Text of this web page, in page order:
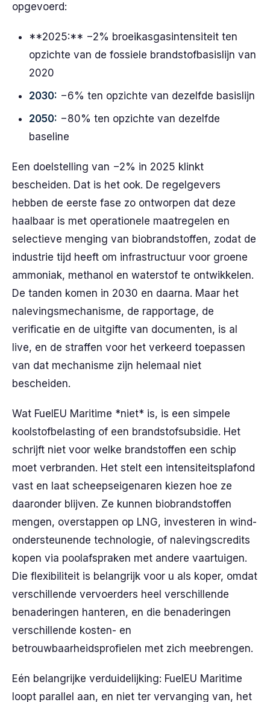
opgevoerd:
**2025:** −2% broeikasgasintensiteit ten
opzichte van de fossiele brandstofbasislijn van
2020
2030: −6% ten opzichte van dezelfde basislijn
2050: −80% ten opzichte van dezelfde
baseline
Een doelstelling van −2% in 2025 klinkt
bescheiden. Dat is het ook. De regelgevers
hebben de eerste fase zo ontworpen dat deze
haalbaar is met operationele maatregelen en
selectieve menging van biobrandstoffen, zodat de
industrie tijd heeft om infrastructuur voor groene
ammoniak, methanol en waterstof te ontwikkelen.
De tanden komen in 2030 en daarna. Maar het
nalevingsmechanisme, de rapportage, de
verificatie en de uitgifte van documenten, is al
live, en de straffen voor het verkeerd toepassen
van dat mechanisme zijn helemaal niet
bescheiden.
Wat FuelEU Maritime *niet* is, is een simpele
koolstofbelasting of een brandstofsubsidie. Het
schrijft niet voor welke brandstoffen een schip
moet verbranden. Het stelt een intensiteitsplafond
vast en laat scheepseigenaren kiezen hoe ze
daaronder blijven. Ze kunnen biobrandstoffen
mengen, overstappen op LNG, investeren in wind-
ondersteunende technologie, of nalevingscredits
kopen via poolafspraken met andere vaartuigen.
Die flexibiliteit is belangrijk voor u als koper, omdat
verschillende vervoerders heel verschillende
benaderingen hanteren, en die benaderingen
verschillende kosten- en
betrouwbaarheidsprofielen met zich meebrengen.
Eén belangrijke verduidelijking: FuelEU Maritime
loopt parallel aan, en niet ter vervanging van, het